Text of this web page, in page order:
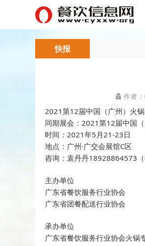
快报
作者
2021第12届中国（广州）火
同期展会：2021第12届中国
时间：2021年5月21-23日
地点：广州·广交会展馆C区
咨询：袁丹丹18928864573（
主办单位
广东省餐饮服务行业
广东省团餐配送行业
承办单位
广东省餐饮服务行业协会火锅